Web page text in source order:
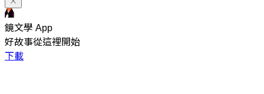
鏡文學 App
好故事從這裡開始
下載